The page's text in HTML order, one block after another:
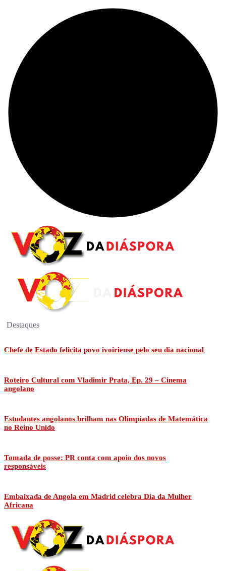
Destaques
Chefe de Estado felicita povo ivoiriense pelo seu dia nacional
Roteiro Cultural com Vladimir Prata, Ep. 29 – Cinema
angolano
Estudantes angolanos brilham nas Olimpíadas de Matemática
no Reino Unido
Tomada de posse: PR conta com apoio dos novos
responsáveis
Embaixada de Angola em Madrid celebra Dia da Mulher
Africana